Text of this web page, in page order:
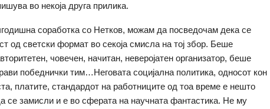
во некоја друга прилика.
соработка со Нетков, можам да посведочам дека се
од светски формат во секоја смисла на тој збор. Беше
човечен, начитан, неверојатен организатор, беше
победнички тим…Неговата социјална политика, односот кон
платите, стандардот на работниците од тоа време е нешто
се замисли и е во сферата на научната фантастика. Не му